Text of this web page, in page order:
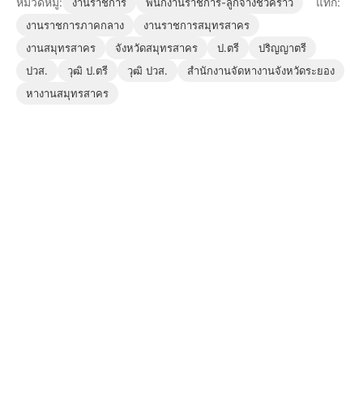
งานราชการภาคกลาง
งานราชการสมุทรสาคร
งานสมุทรสาคร
จังหวัดสมุทรสาคร ป.ตรี
ปริญญาตรี
ปวส.
วุฒิ ป.ตรี วุฒิ ปวส.
สํานักงานจัดหางานจังหวัดระยอง
หางานสมุทรสาคร